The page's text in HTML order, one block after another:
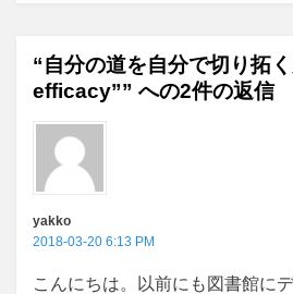
ョ
ン
“自分の道を自分で切り拓
efficacy”” への2件の返信
yakko
2018-03-20 6:13 PM
こんにちは。以前にも図書館に